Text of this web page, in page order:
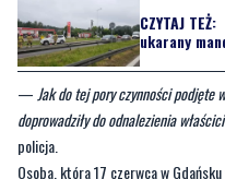
—
Jak do tej pory czynności podjęte
doprowadziły do odnalezienia
policja.
Osoba, która 17 czerwca w Gdańsku
pieniądze, proszona jest o kontakt
przy ul. Obrońców Wybrzeża 19,
telefonu 47 741 12 22.